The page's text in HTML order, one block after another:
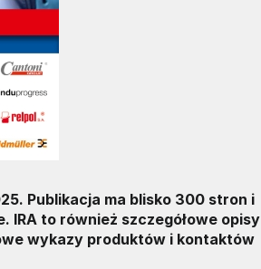
Publikacja ma blisko 300 stron i
to również szczegółowe opisy
wykazy produktów i kontaktów